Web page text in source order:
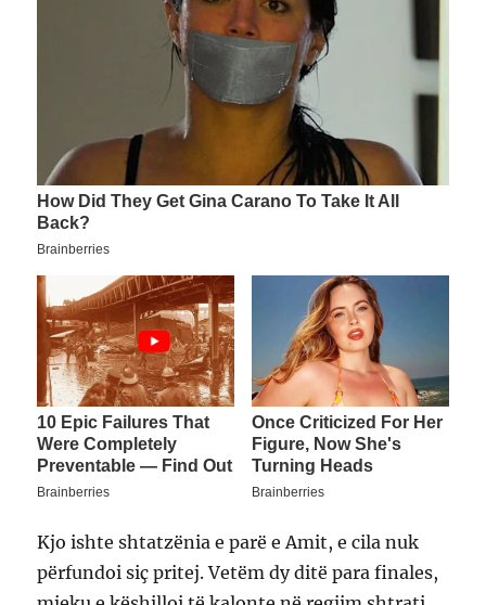
Kjo ishte shtatzënia e parë e Amit, e cila nuk
përfundoi siç pritej. Vetëm dy ditë para finales,